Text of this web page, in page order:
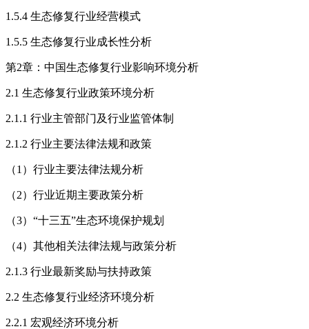
1.5.4 生态修复行业经营模式
1.5.5 生态修复行业成长性分析
第2章：中国生态修复行业影响环境分析
2.1 生态修复行业政策环境分析
2.1.1 行业主管部门及行业监管体制
2.1.2 行业主要法律法规和政策
（1）行业主要法律法规分析
（2）行业近期主要政策分析
（3）“十三五”生态环境保护规划
（4）其他相关法律法规与政策分析
2.1.3 行业最新奖励与扶持政策
2.2 生态修复行业经济环境分析
2.2.1 宏观经济环境分析